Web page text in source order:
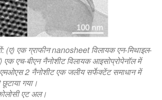
एक ग्राफीन nanosheet विलायक एन-मिथाइल-
एच-बीएन नैनोशीट विलायक आइसोप्रोपेनॉल में
2 नैनोशीट एक जलीय सर्फेक्टेंट समाधान में
गया।
एट अल।